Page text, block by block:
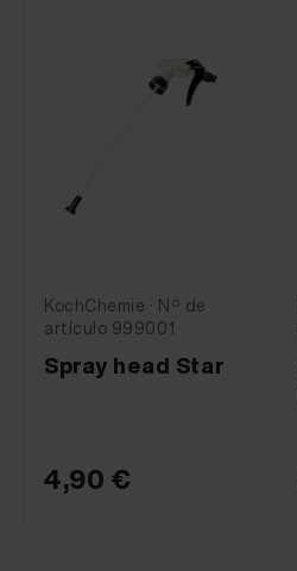
KochChemie · Nº de
artículo 999001
Spray head Star
4,90 €